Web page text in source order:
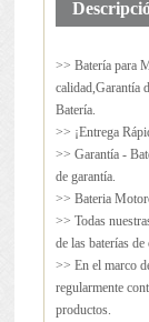
>> Batería para
calidad,Garantía
Batería.
>> ¡Entrega
>> Garantía -
de garantía.
>> Bateria
>> Todas
de las baterías de
>> En el marco
regularmente
productos.